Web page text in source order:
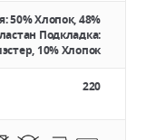
50% Хлопок, 48%
Подкладка:
10% Хлопок
220